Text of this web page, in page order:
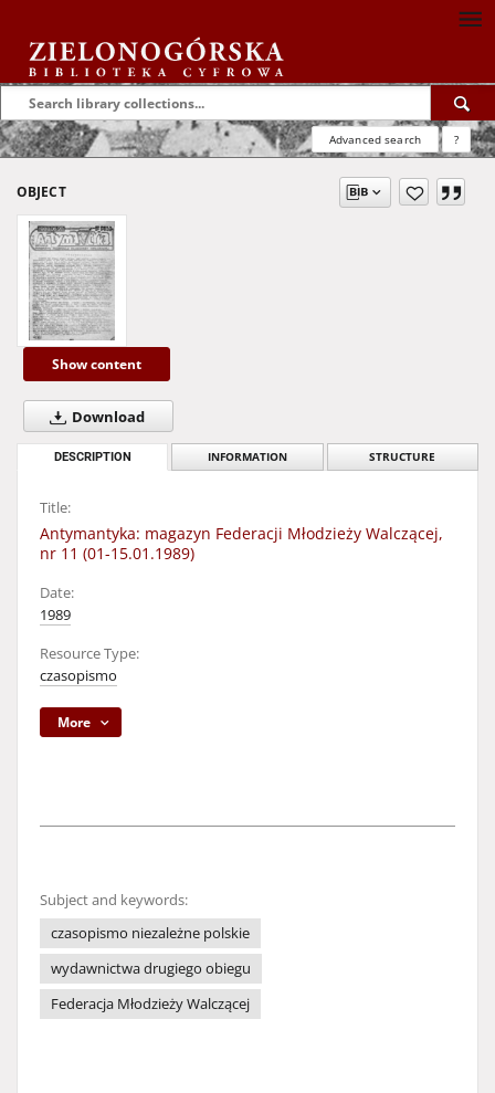
Advanced search ?
OBJECT
Show content
Download
DESCRIPTION INFORMATION STRUCTURE
Title:
Antymantyka: magazyn Federacji Młodzieży Walczącej,
nr 11 (01-15.01.1989)
Date:
1989
Resource Type:
czasopismo
More
Subject and keywords:
czasopismo niezależne polskie
wydawnictwa drugiego obiegu
Federacja Młodzieży Walczącej